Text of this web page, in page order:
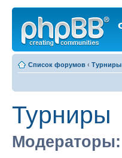
Список форумов ‹ Турниры
Турниры
Модераторы: